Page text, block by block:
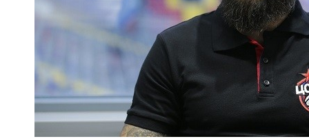
Антидопинг
Магазин